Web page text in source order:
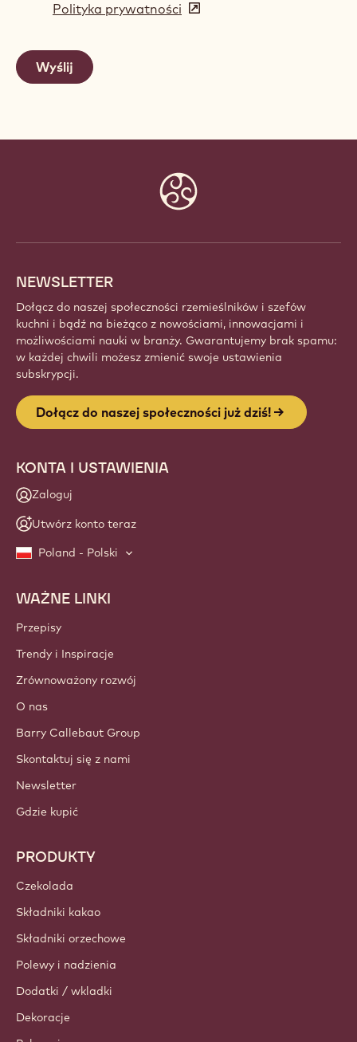
a
Polityka prywatności (opens
NEWSLETTER
Dołącz do naszej społeczności rzemieślników i szefów
kuchni i bądź na bieżąco z nowościami, innowacjami i
możliwościami nauki w branży. Gwarantujemy brak spamu:
w każdej chwili możesz zmienić swoje ustawienia
subskrypcji.
Dołącz do naszej społeczności już dziś!
KONTA I USTAWIENIA
Zaloguj
Utwórz konto teraz
Poland - Polski
Footer
Callebaut
WAŻNE LINKI
Przepisy
Trendy i Inspiracje
Zrównoważony rozwój
O nas
Barry Callebaut Group
Skontaktuj się z nami
Newsletter
Gdzie kupić
PRODUKTY
Czekolada
Składniki kakao
Składniki orzechowe
Polewy i nadzienia
Dodatki / wkladki
Dekoracje